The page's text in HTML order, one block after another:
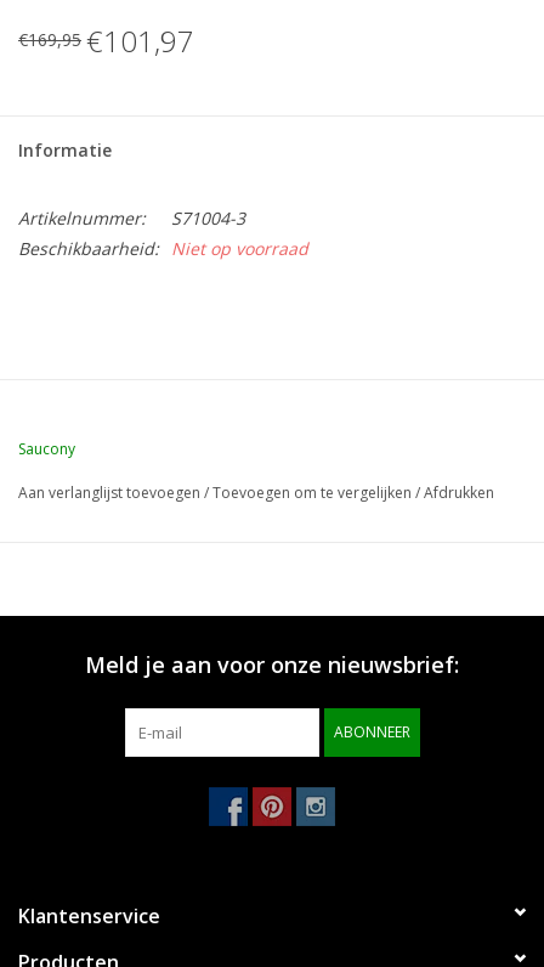
€169,95 €101,97
Informatie
Artikelnummer:
S71004-3
Beschikbaarheid: Niet op voorraad
Saucony
Aan verlanglijst toevoegen /Toevoegen om te vergelijken /Afdrukken
Meld je aan voor onze nieuwsbrief:
ABONNEER
Klantenservice